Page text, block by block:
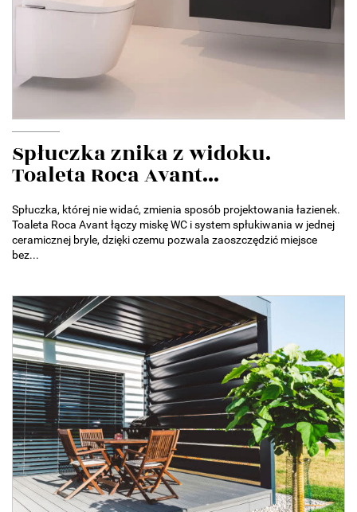
Spłuczka znika z widoku.
Toaleta Roca Avant...
Spłuczka, której nie widać, zmienia sposób projektowania łazienek.
Toaleta Roca Avant łączy miskę WC i system spłukiwania w jednej
ceramicznej bryle, dzięki czemu pozwala zaoszczędzić miejsce
bez...